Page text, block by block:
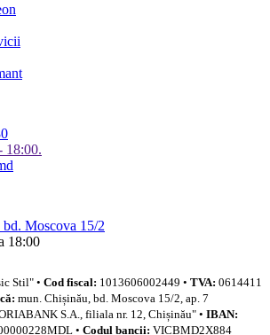
18:00.
Moscova 15/2
18:00
Stil" • Cod fiscal: 1013606002449 • TVA: 0614411
mun. Chișinău, bd. Moscova 15/2, ap. 7
S.A., filiala nr. 12, Chișinău" • IBAN:
• Codul bancii: VICBMD2X884